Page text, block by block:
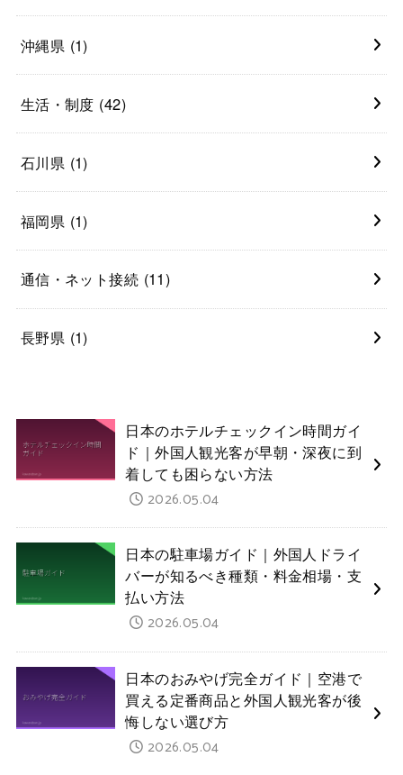
沖縄県 (1)
生活・制度 (42)
石川県 (1)
福岡県 (1)
通信・ネット接続 (11)
長野県 (1)
日本のホテルチェックイン時間ガイ
ド｜外国人観光客が早朝・深夜に到
着しても困らない方法
2026.05.04
日本の駐車場ガイド｜外国人ドライ
バーが知るべき種類・料金相場・支
払い方法
2026.05.04
日本のおみやげ完全ガイド｜空港で
買える定番商品と外国人観光客が後
悔しない選び方
2026.05.04